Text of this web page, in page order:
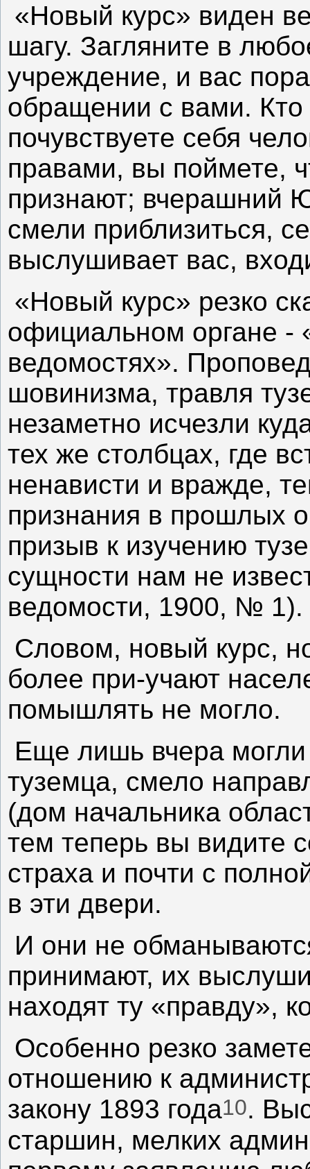
«Новый курс» виден
шагу. Загляните в
учреждение, и вас
обращении с вами.
почувствуете себя
правами, вы поймете,
признают; вчерашний
смели приблизиться,
выслушивает вас,
«Новый курс» резко
официальном органе -
ведомостях».
шовинизма, травля
незаметно исчезли
тех же столбцах, где
ненависти и вражде,
признания в прошлых
призыв к изучению
сущности нам не
ведомости, 1900, № 1).
Словом, новый курс,
более при-учают
помышлять не могло.
Еще лишь вчера
туземца, смело
(дом начальника
тем теперь вы видите
страха и почти с
в эти двери.
И они не
принимают, их
находят ту «правду»,
Особенно резко
отношению к
закону 1893 года10.
старшин, мелких